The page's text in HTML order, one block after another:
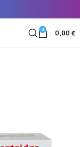
0 0,00 €